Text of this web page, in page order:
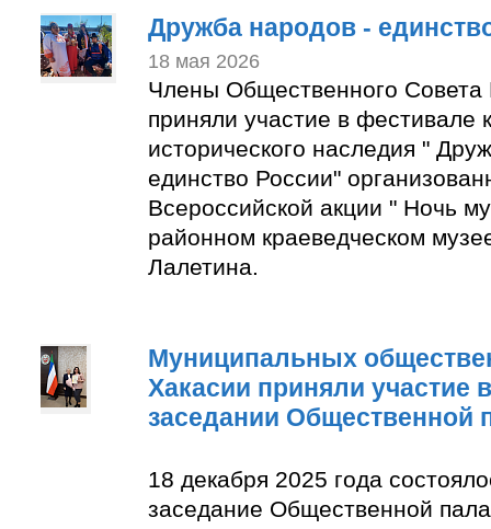
Дружба народов -
18 мая 2026
Члены Общественного Совета
приняли участие в фестивале
исторического наследия "
единство России"
Всероссийской акции " Ночь
районном краеведческом
Лалетина.
Муниципальных
Хакасии приняли участие
заседании Общественной
18 декабря 2025 года
заседание Общественной